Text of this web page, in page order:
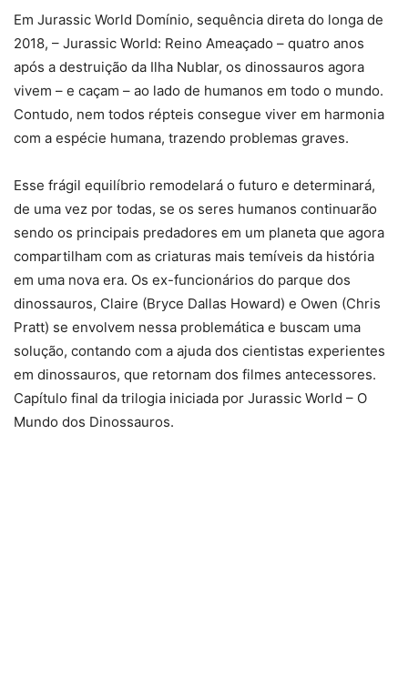
Em Jurassic World Domínio, sequência direta do longa de
2018, – Jurassic World: Reino Ameaçado – quatro anos
após a destruição da Ilha Nublar, os dinossauros agora
vivem – e caçam – ao lado de humanos em todo o mundo.
Contudo, nem todos répteis consegue viver em harmonia
com a espécie humana, trazendo problemas graves.
Esse frágil equilíbrio remodelará o futuro e determinará,
de uma vez por todas, se os seres humanos continuarão
sendo os principais predadores em um planeta que agora
compartilham com as criaturas mais temíveis da história
em uma nova era. Os ex-funcionários do parque dos
dinossauros, Claire (Bryce Dallas Howard) e Owen (Chris
Pratt) se envolvem nessa problemática e buscam uma
solução, contando com a ajuda dos cientistas experientes
em dinossauros, que retornam dos filmes antecessores.
Capítulo final da trilogia iniciada por Jurassic World – O
Mundo dos Dinossauros.